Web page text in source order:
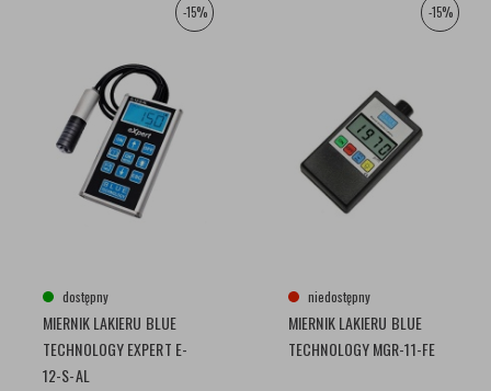
-15%
dostępny
MIERNIK LAKIERU BLUE
TECHNOLOGY EXPERT E-
12-S-AL
-15%
niedostępny
MIERNIK LAKIERU BLUE
TECHNOLOGY MGR-11-FE